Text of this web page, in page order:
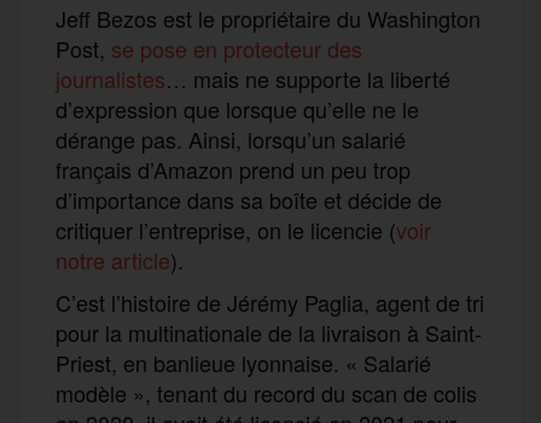
Jeff Bezos est le propriétaire du Washington
Post, se pose en protecteur des
journalistes… mais ne supporte la liberté
d’expression que lorsque qu’elle ne le
dérange pas. Ainsi, lorsqu’un salarié
français d’Amazon prend un peu trop
d’importance dans sa boîte et décide de
critiquer l’entreprise, on le licencie (voir
notre article).
C’est l’histoire de Jérémy Paglia, agent de tri
pour la multinationale de la livraison à Saint-
Priest, en banlieue lyonnaise. « Salarié
modèle », tenant du record du scan de colis